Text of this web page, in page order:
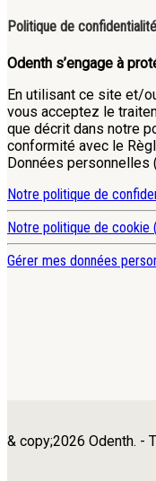
Politique de confidentialité
Odenth s’engage à
En utilisant ce site et/
vous acceptez le
que décrit dans notre
conformité avec le
Données personnelles
Notre politique de
Notre politique de cookie
Gérer mes données
& copy;2026 Odenth. -